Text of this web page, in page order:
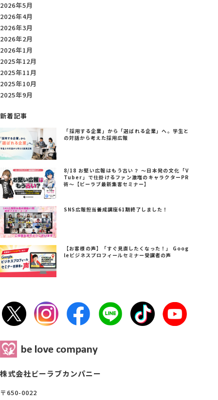
2026年5月
2026年4月
2026年3月
2026年2月
2026年1月
2025年12月
2025年11月
2025年10月
2025年9月
新着記事
「採用する企業」から「選ばれる企業」へ。学生と
の対話から考えた採用広報
8/18 お堅い広報はもう古い？ ～日本発の文化「V
Tuber」で仕掛けるファン激増のキャラクターPR
術～【ビーラブ最新集客セミナー】
SNS広報担当養成講座61期終了しました！
【お客様の声】「すぐ見直したくなった！」 Goog
leビジネスプロフィールセミナー受講者の声
株式会社ビーラブカンパニー
〒650-0022